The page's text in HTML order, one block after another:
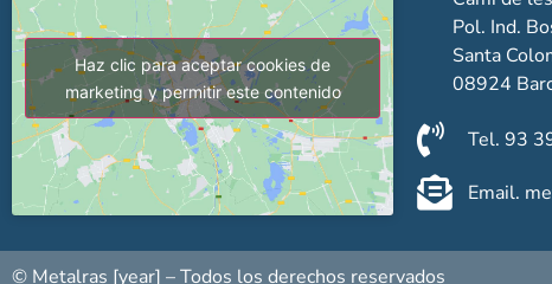
Haz clic para aceptar cookies de
marketing y permitir este contenido
Pol. Ind.
Santa
08924
Tel. 93
Email.
© Metalras [year] – Todos los derechos reservados